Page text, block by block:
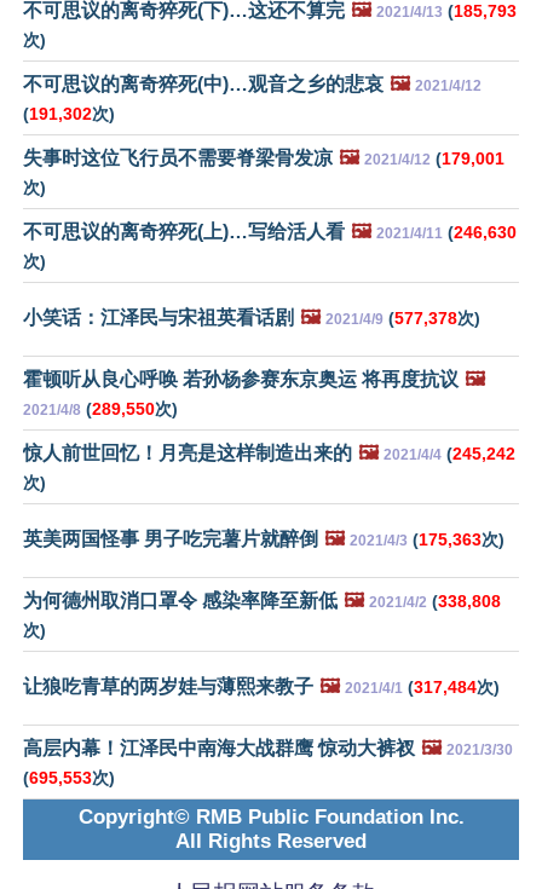
不可思议的离奇猝死(下)…这还不算完 🖼️ 2021/4/13 (185,793
次)
不可思议的离奇猝死(中)…观音之乡的悲哀 🖼️ 2021/4/12
(191,302次)
失事时这位飞行员不需要脊梁骨发凉 🖼️ 2021/4/12 (179,001
次)
不可思议的离奇猝死(上)…写给活人看 🖼️ 2021/4/11 (246,630
次)
小笑话：江泽民与宋祖英看话剧 🖼️ 2021/4/9 (577,378次)
霍顿听从良心呼唤 若孙杨参赛东京奥运 将再度抗议 🖼️
2021/4/8 (289,550次)
惊人前世回忆！月亮是这样制造出来的 🖼️ 2021/4/4 (245,242
次)
英美两国怪事 男子吃完薯片就醉倒 🖼️ 2021/4/3 (175,363次)
为何德州取消口罩令 感染率降至新低 🖼️ 2021/4/2 (338,808
次)
让狼吃青草的两岁娃与薄熙来教子 🖼️ 2021/4/1 (317,484次)
高层内幕！江泽民中南海大战群鹰 惊动大裤衩 🖼️ 2021/3/30
(695,553次)
Copyright© RMB Public Foundation Inc.
All Rights Reserved